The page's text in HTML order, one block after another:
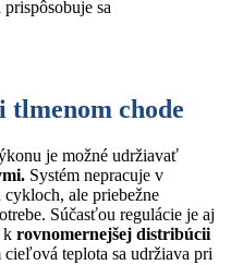
sa
chode
je možné udržiavať
Systém nepracuje v
ale priebežne
Súčasťou regulácie je aj
k rovnomernejšej distribúcii
cieľová teplota sa udržiava pri